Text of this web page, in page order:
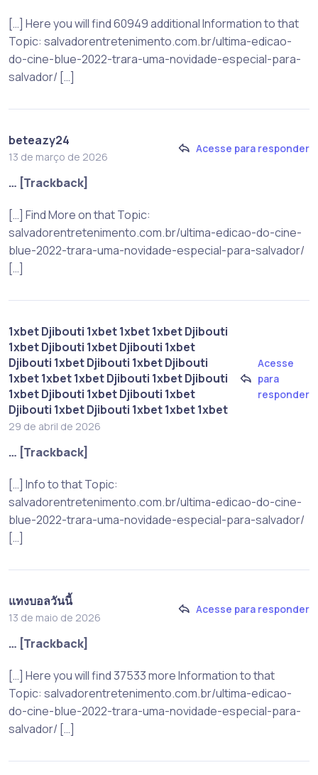
[…] Here you will find 60949 additional Information to that
Topic: salvadorentretenimento.com.br/ultima-edicao-
do-cine-blue-2022-trara-uma-novidade-especial-para-
salvador/ […]
beteazy24
13 de março de 2026
Acesse para responder
… [Trackback]
[…] Find More on that Topic:
salvadorentretenimento.com.br/ultima-edicao-do-cine-
blue-2022-trara-uma-novidade-especial-para-salvador/
[…]
1xbet Djibouti 1xbet 1xbet 1xbet Djibouti
1xbet Djibouti 1xbet Djibouti 1xbet
Djibouti 1xbet Djibouti 1xbet Djibouti
1xbet 1xbet 1xbet Djibouti 1xbet Djibouti
1xbet Djibouti 1xbet Djibouti 1xbet
Djibouti 1xbet Djibouti 1xbet 1xbet 1xbet
29 de abril de 2026
Acesse
para
responder
… [Trackback]
[…] Info to that Topic:
salvadorentretenimento.com.br/ultima-edicao-do-cine-
blue-2022-trara-uma-novidade-especial-para-salvador/
[…]
แทงบอลวันนี้
13 de maio de 2026
Acesse para responder
… [Trackback]
[…] Here you will find 37533 more Information to that
Topic: salvadorentretenimento.com.br/ultima-edicao-
do-cine-blue-2022-trara-uma-novidade-especial-para-
salvador/ […]